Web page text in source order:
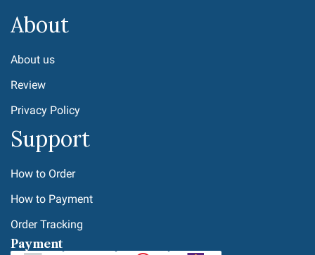
About
About us
Review
Privacy Policy
Support
How to Order
How to Payment
Order Tracking
Payment